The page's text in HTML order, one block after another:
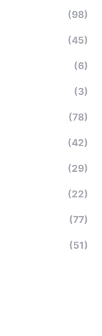
(98)
(45)
(6)
(3)
(78)
(42)
(29)
(22)
(77)
(51)